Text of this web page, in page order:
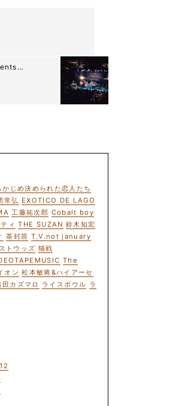
じめ決められた恋人たち
常弘 EXOTICO DE LAGO
工藤祐次郎 Cobalt boy
ィ THE SUZAN 鈴木知宏
茶封筒 T.V.not january
トウッズ 猫戦
The
オン 松本敏将&ハイアーセ
田カズマロ ライスボウル ラ
12